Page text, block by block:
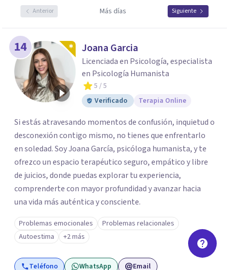
Anterior Más días Siguiente
14 Joana Garcia
Licenciada en Psicología, especialista
en Psicología Humanista
5 / 5
Verificado
Terapia Online
Si estás atravesando momentos de confusión, inquietud o
desconexión contigo mismo, no tienes que enfrentarlo
en soledad. Soy Joana García, psicóloga humanista, y te
ofrezco un espacio terapéutico seguro, empático y libre
de juicios, donde puedas explorar tu experiencia,
comprenderte con mayor profundidad y avanzar hacia
una vida más auténtica y consciente.
Problemas emocionales
Problemas relacionales
Autoestima
+2 más
Teléfono WhatsApp Email